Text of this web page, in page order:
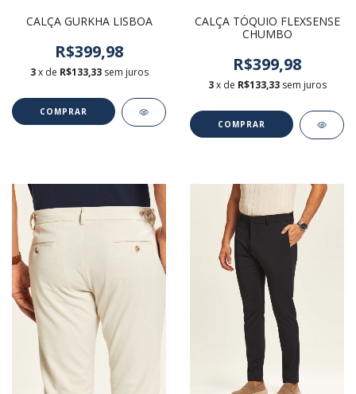
CALÇA GURKHA LISBOA
R$399,98
3 x de R$133,33 sem juros
COMPRAR
CALÇA TÓQUIO FLEXSENSE
CHUMBO
R$399,98
3 x de R$133,33 sem juros
COMPRAR